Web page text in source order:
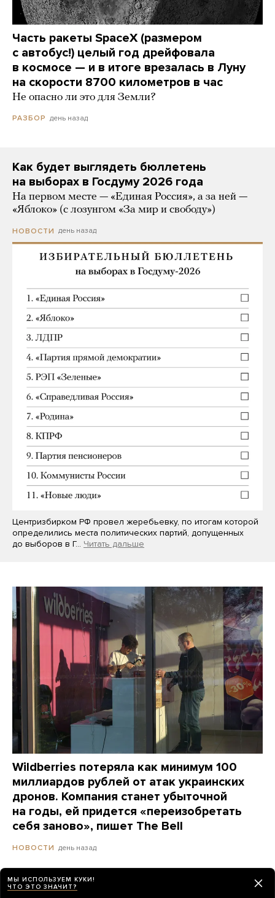
Часть ракеты SpaceX (размером
с автобус!) целый год дрейфовала
в космосе — и в итоге врезалась в Луну
на скорости 8700 километров в час
Не опасно ли это для Земли?
РАЗБОР день назад
Как будет выглядеть бюллетень
на выборах в Госдуму 2026 года
На первом месте — «Единая Россия», а за ней —
«Яблоко» (с лозунгом «За мир и свободу»)
НОВОСТИ день назад
Центризбирком РФ провел жеребьевку, по итогам которой
определились места политических партий, допущенных
до выборов в Г… Читать дальше
Wildberries потеряла как минимум 100
миллиардов рублей от атак украинских
дронов. Компания станет убыточной
на годы, ей придется «переизобретать
себя заново», пишет The Bell
НОВОСТИ день назад
Сайты «Сбера» и других банков теперь
МЫ ИСПОЛЬЗУЕМ КУКИ!
ЧТО ЭТО ЗНАЧИТ?